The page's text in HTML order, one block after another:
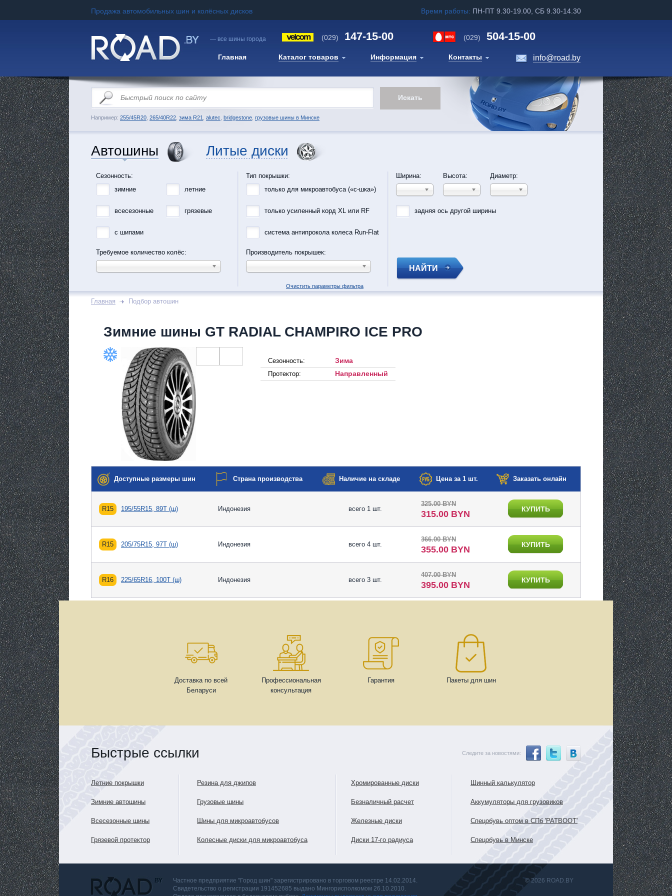
Продажа автомобильных шин и колёсных дисков Время работы: ПН-ПТ 9.30-19.00, СБ 9.30-14.30
— все шины города (029) 147-15-00 (029) 504-15-00
Главная Каталог товаров Информация Контакты info@road.by
Например: 255/45R20 265/40R22 зима R21 alutec bridgestone грузовые шины в Минске
Автошины Литые диски
Сезонность:
зимние
летние
всесезонные грязевые
с шипами
Требуемое количество колёс:
Тип покрышки:
только для микроавтобуса («с-шка»)
только усиленный корд XL или RF
система антипрокола колеса Run-Flat
Производитель покрышек:
Ширина: Высота: Диаметр:
задняя ось другой ширины
НАЙТИ
Очистить параметры фильтра
Главная Подбор автошин
Зимние шины GT RADIAL CHAMPIRO ICE PRO
Сезонность: Зима
Протектор: Направленный
Доступные размеры шин Страна производства Наличие на складе Цена за 1 шт. Заказать онлайн
R15 195/55R15, 89T (ш) Индонезия всего 1 шт.
325.00 BYN
315.00 BYN КУПИТЬ
R15 205/75R15, 97T (ш) Индонезия всего 4 шт.
366.00 BYN
355.00 BYN КУПИТЬ
R16 225/65R16, 100T (ш) Индонезия всего 3 шт.
407.00 BYN
395.00 BYN КУПИТЬ
Доставка по всей
Беларуси
Профессиональная
консультация
Гарантия Пакеты для шин
Быстрые ссылки Следите за новостями:
Летние покрышки
Зимние автошины
Всесезонные шины
Грязевой протектор
Резина для джипов
Грузовые шины
Шины для микроавтобусов
Колесные диски для микроавтобуса
Хромированные диски
Безналичный расчет
Железные диски
Диски 17-го радиуса
Шинный калькулятор
Аккумуляторы для грузовиков
Спецобувь оптом в СПб 'PATBOOT'
Спецобувь в Минске
Частное предприятие "Город шин" зарегистрировано в торговом реестре 14.02.2014.
Свидетельство о регистрации 191452685 выдано Мингорисполкомом 26.10.2010.
© 2026 ROAD.BY